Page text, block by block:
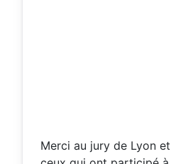
Merci au jury de Lyon